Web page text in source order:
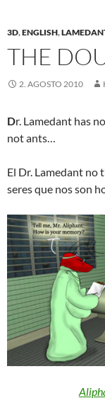
3D,ENGLISH,
THE
2. AGOSTO 2010
Dr. Lamedant has
not ants…
El Dr. Lamedant no
seres que nos son